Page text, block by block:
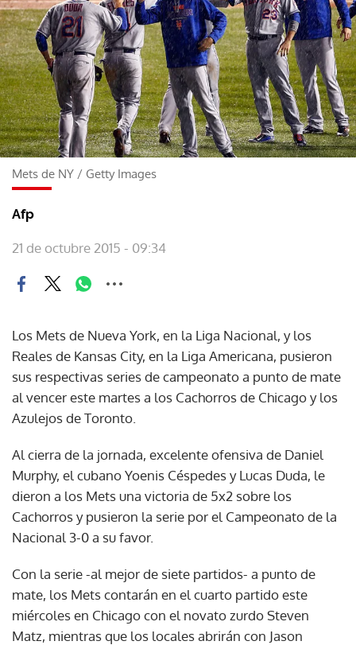
Mets de NY / Getty Images
Afp
21 de octubre 2015 - 09:34
Los Mets de Nueva York, en la Liga Nacional, y los
Reales de Kansas City, en la Liga Americana, pusieron
sus respectivas series de campeonato a punto de mate
al vencer este martes a los Cachorros de Chicago y los
Azulejos de Toronto.
Al cierra de la jornada, excelente ofensiva de Daniel
Murphy, el cubano Yoenis Céspedes y Lucas Duda, le
dieron a los Mets una victoria de 5x2 sobre los
Cachorros y pusieron la serie por el Campeonato de la
Nacional 3-0 a su favor.
Con la serie -al mejor de siete partidos- a punto de
mate, los Mets contarán en el cuarto partido este
miércoles en Chicago con el novato zurdo Steven
Matz, mientras que los locales abrirán con Jason